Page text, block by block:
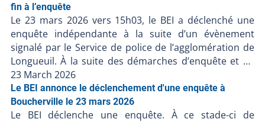
fin à l’enquête
Le 23 mars 2026 vers 15h03, le BEI a déclenché une
enquête indépendante à la suite d’un évènement
signalé par le Service de police de l’agglomération de
Longueuil. À la suite des démarches d’enquête et en
l’absence de faits nouveaux, la directrice du BEI, Me
Brigitte Bishop met fin à l’enquête et clôt le dossier
BEI-260323-001. Conformément à l’article 289.1.1 de la
Loi sur la police, à la suite des démarches d’enquêtes
23 March 2026
Le BEI annonce le déclenchement d'une enquête à
Boucherville le 23 mars 2026
Le BEI déclenche une enquête. À ce stade-ci de